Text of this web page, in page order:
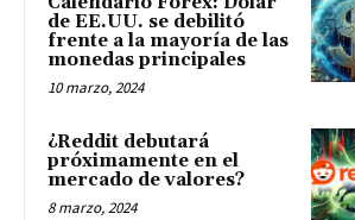
de EE.UU. se debilitó
frente a la mayoría de las
monedas principales
10 marzo, 2024
¿Reddit debutará
próximamente en el
mercado de valores?
8 marzo, 2024